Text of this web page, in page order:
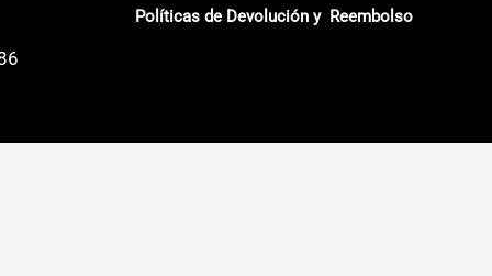
Políticas de Devolución y Reembolso